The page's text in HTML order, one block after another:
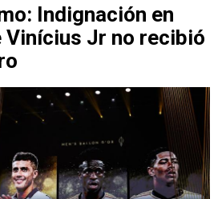
Indignación en
Vinícius Jr no recibió